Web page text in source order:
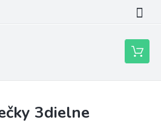
Nákupný
košík
3dielne